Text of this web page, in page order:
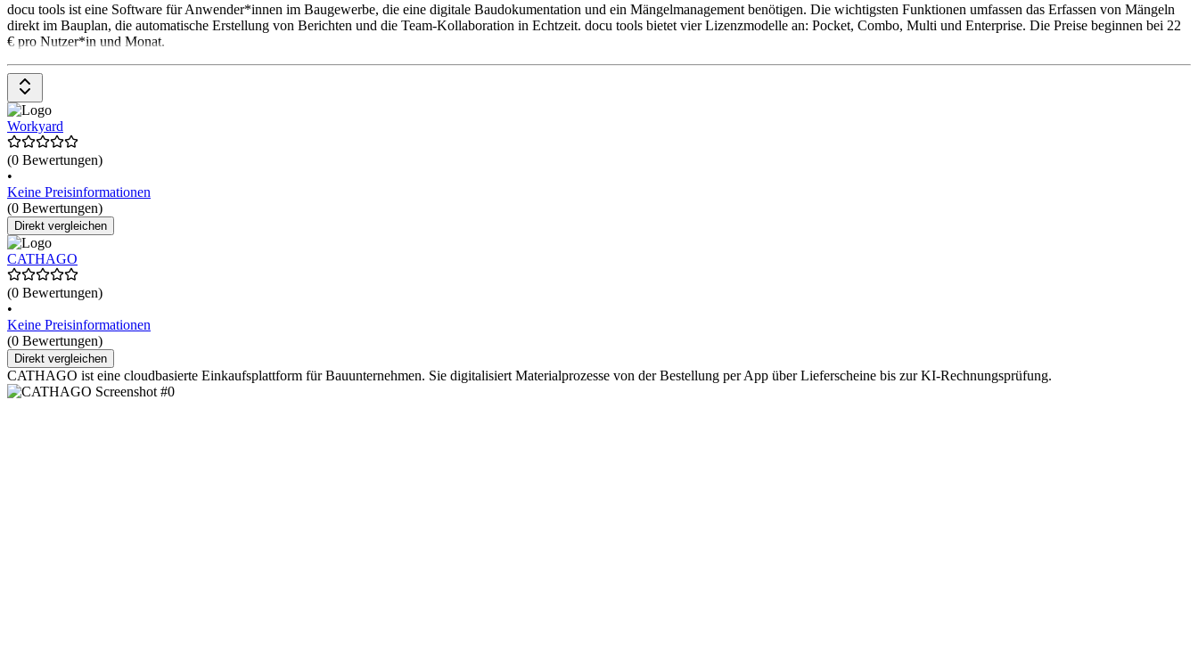
docu tools ist eine Software für Anwender*innen im Baugewerbe, die eine digitale Baudokumentation und ein Mängelmanagement benötigen. Die wichtigsten Funktionen umfassen das Erfassen von Mängeln
direkt im Bauplan, die automatische Erstellung von Berichten und die Team-Kollaboration in Echtzeit. docu tools bietet vier Lizenzmodelle an: Pocket, Combo, Multi und Enterprise. Die Preise beginnen bei 22
€ pro Nutzer*in und Monat.
Workyard
(0 Bewertungen)
•
Keine Preisinformationen
(0 Bewertungen)
Direkt vergleichen
CATHAGO
(0 Bewertungen)
•
Keine Preisinformationen
(0 Bewertungen)
Direkt vergleichen
CATHAGO ist eine cloudbasierte Einkaufsplattform für Bauunternehmen. Sie digitalisiert Materialprozesse von der Bestellung per App über Lieferscheine bis zur KI-Rechnungsprüfung.